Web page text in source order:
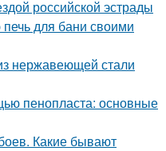
российской эстрады
печь для бани своими
нержавеющей стали
пенопласта: основные
Какие бывают